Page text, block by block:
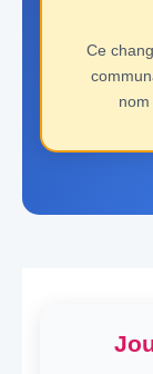
Ce